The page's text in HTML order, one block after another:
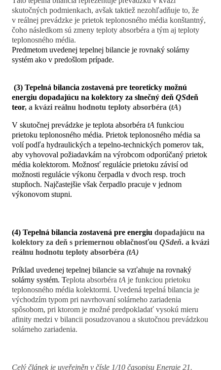
skutočných podmienkach, avšak taktiež nezohľadňuje to, že
v reálnej prevádzke je prietok teplonosného média konštantný,
čoho následkom sú zmeny teploty absorbéra a tým aj teploty
teplonosného média.
Predmetom uvedenej tepelnej bilancie je rovnaký solárny
systém ako v predošlom prípade.
(3) Tepelná bilancia zostavená pre teoreticky možnú
energiu dopadajúcu na kolektory za slnečný deň QSdeň
teor, a kvázi reálnu hodnotu teploty absorbéra (tA)
V skutočnej prevádzke je teplota absorbéra tA funkciou
prietoku teplonosného média. Prietok teplonosného média sa
volí podľa hydraulických a tepelno-technických pomerov tak,
aby vyhovoval požiadavkám na výrobcom odporúčaný prietok
média kolektorom. Možnosť regulácie prietoku závisí od
možnosti regulácie výkonu čerpadla v dvoch resp. troch
stupňoch. Najčastejšie však čerpadlo pracuje v jednom
výkonovom stupni.
(4) Tepelná bilancia zostavená pre energiu dopadajúcu na
kolektory za deň s priemernou oblačnosťou QSdeň. a kvázi
reálnu hodnotu teploty absorbéra (tA)
Príklad uvedenej tepelnej bilancie sa vzťahuje na rovnaký
solárny systém. Teplota absorbéra tA je funkciou prietoku
teplonosného média kolektormi. Uvedená tepelná bilancia je
východzím typom pri navrhovaní solárneho zariadenia
spôsobom, pri ktorom je možné predpokladať vysokú mieru
afinity medzi v bilancii posudzovanou a skutočnou prevádzkou
solárneho zariadenia.
Celý článek je uveřejněn v čísle 1/10 časopisu Energie 21.